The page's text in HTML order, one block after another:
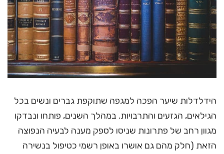
הידלדלות שיער הפכה למגפה שתוקפת גברים ונשים בכל
הגילאים, הגזעים והתרבויות. במהלך השנים, פותחו ונבדקו
מגוון רחב של פתרונות שניסו לספק מענה לבעיה הנפוצה
הזאת (חלק מהם גם אושרו באופן רשמי כטיפול בנשירה